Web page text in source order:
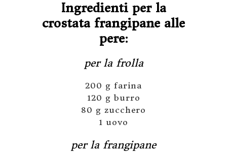
Ingredienti per la
crostata frangipane alle
pere:
per la frolla
200 g farina
120 g burro
80 g zucchero
1 uovo
per la frangipane